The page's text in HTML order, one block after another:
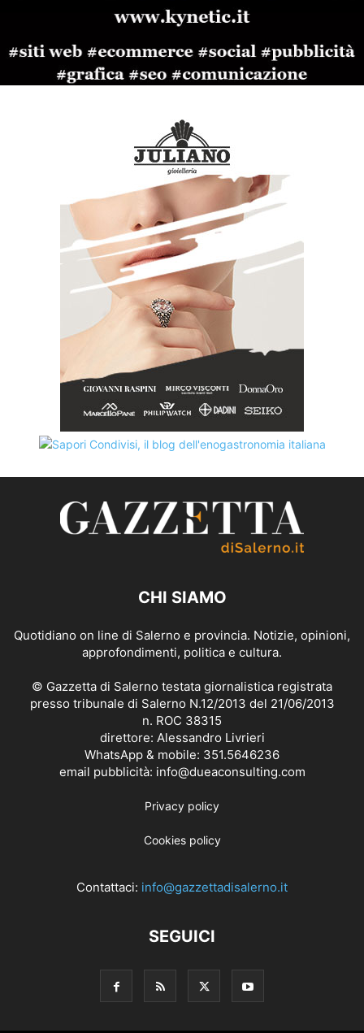
CHI SIAMO
Quotidiano on line di Salerno e provincia. Notizie, opinioni,
approfondimenti, politica e cultura.
© Gazzetta di Salerno testata giornalistica registrata
presso tribunale di Salerno N.12/2013 del 21/06/2013
n. ROC 38315
direttore: Alessandro Livrieri
WhatsApp & mobile: 351.5646236
email pubblicità: info@dueaconsulting.com
Privacy policy
Cookies policy
Contattaci: info@gazzettadisalerno.it
SEGUICI